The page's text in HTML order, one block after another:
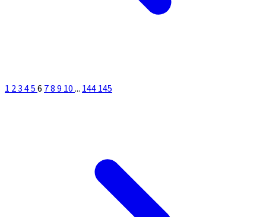
1 23456 789 10... 144145